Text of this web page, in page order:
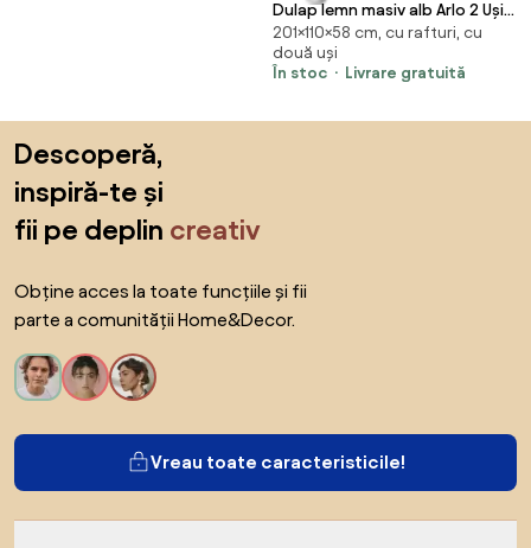
Dulap lemn masiv alb Arlo 2 Uși
și sertar, 110 × 58 × 201 cm
201×110×58 cm, cu rafturi, cu
două uși
În stoc
Livrare gratuită
Descoperă,
inspiră-te și
fii pe deplin creativ
Obține acces la toate funcțiile și fii
parte a comunității Home&Decor.
Vreau toate caracteristicile!